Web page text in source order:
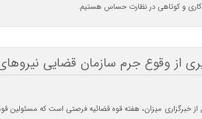
و کوتاهی در نظارت حساس هستیم.
از وقوع جرم سازمان قضایی
ازخبرگزاری میزان، هفته قوه قضائیه فرصتی است که مسئولین